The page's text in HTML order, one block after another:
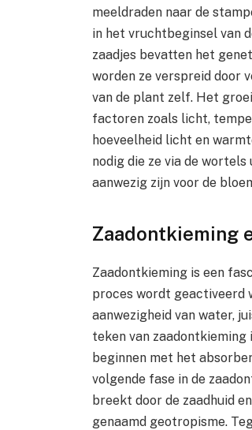
meeldraden naar de
in het vruchtbeginsel van
zaadjes bevatten het
worden ze verspreid door
van de plant zelf. Het
factoren zoals licht,
hoeveelheid licht en
nodig die ze via de
aanwezig zijn voor de
Zaadontkieming
Zaadontkieming is een
proces wordt geactiveerd
aanwezigheid van water,
teken van zaadontkieming
beginnen met het
volgende fase in de
breekt door de zaadhuid
genaamd geotropisme.